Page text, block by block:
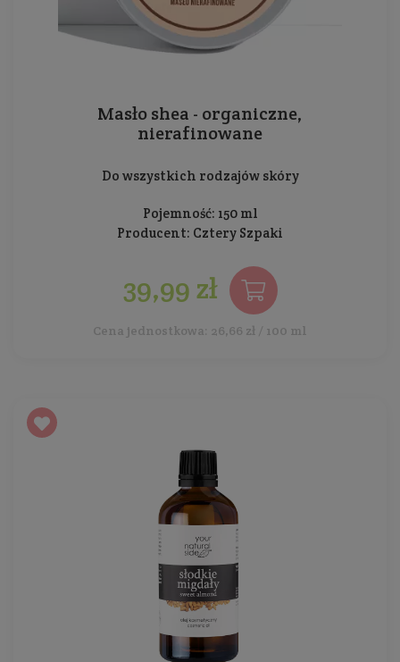
Masło shea - organiczne,
nierafinowane
Do wszystkich rodzajów skóry
Pojemność: 150 ml
Producent: Cztery Szpaki
39,99 zł
Cena jednostkowa: 26,66 zł / 100 ml